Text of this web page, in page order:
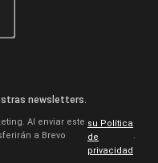
newsletters.
Al enviar este
a Brevo
su Política
de
privacidad
.